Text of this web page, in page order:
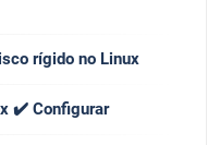
rígido no Linux
✔️ Configurar